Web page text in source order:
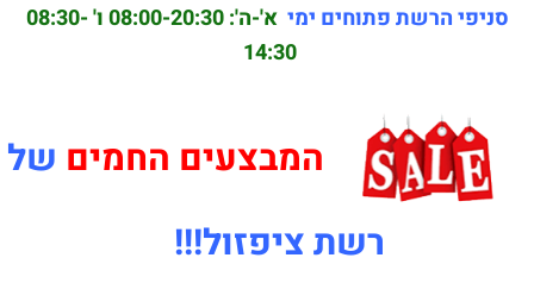
סניפי הרשת פתוחים ימיא'-ה': 08:00-20:30
ו' 08:30-
14:30
המבצעים החמים של
רשת ציפזול!!!